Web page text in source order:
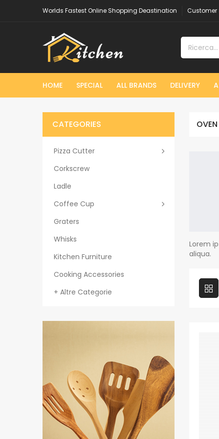
Worlds Fastest Online Shopping Deastination Customer
HOME SPECIAL ALL BRANDS DELIVERY
CATEGORIES
Pizza Cutter
Corkscrew
Ladle
Coffee Cup
Graters
Whisks
Kitchen Furniture
Cooking Accessories
+ Altre Categorie
OVEN
Lorem
aliqua.